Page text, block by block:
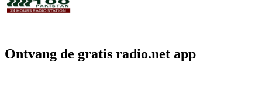
Ontvang de gratis radio.net app